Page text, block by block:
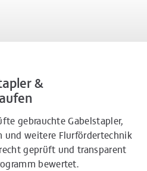
&
gebrauchte Gabelstapler,
und weitere Flurfördertechnik
geprüft und transparent
bewertet.